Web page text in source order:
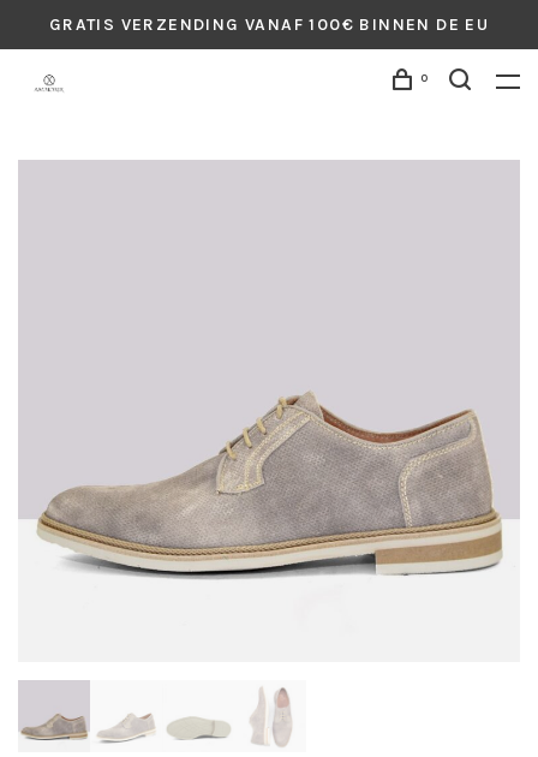
GRATIS VERZENDING VANAF 100€ BINNEN DE EU
0